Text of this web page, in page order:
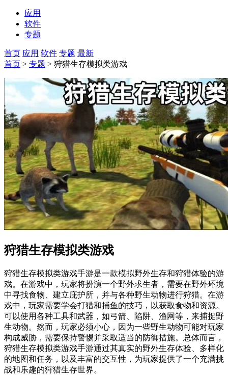
应用
软件
专题
首页 应用 软件 专题 最新
首页 > 专题 > 狩猎生存模拟类游戏
狩猎生存模拟类游戏
狩猎生存模拟类游戏手游是一款模拟野外生存和狩猎体验的游
戏。在游戏中，玩家将扮演一个野外求生者，需要在野外环境
中寻找食物、建立庇护所，并与各种野生动物进行狩猎。在游
戏中，玩家需要学会打猎和捕鱼的技巧，以获取食物和资源。
可以使用各种工具和武器，如弓箭、陷阱、渔网等，来捕捉野
生动物。然而，玩家必须小心，因为一些野生动物可能对玩家
构成威胁，需要保持警惕并采取适当的防御措施。总体而言，
狩猎生存模拟类游戏手游通过其真实的野外生存体验、多样化
的地图和任务，以及丰富的交互性，为玩家提供了一个充满挑
战和乐趣的狩猎生存世界。